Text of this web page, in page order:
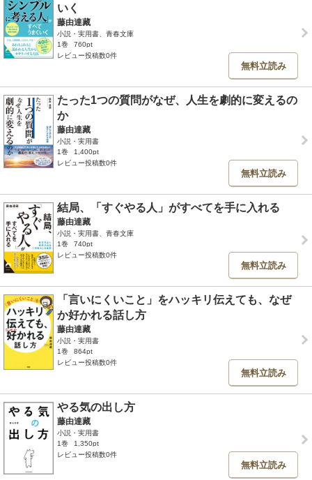
いく
藤由達藏
小説・実用書、青春文庫
1巻
760pt
レビュー投稿数0件
無料立読み
たった1つの質問がなぜ、人生を劇的に変えるの
か
藤由達藏
小説・実用書
1巻
1,400pt
レビュー投稿数0件
無料立読み
結局、「すぐやる人」がすべてを手に入れる
藤由達藏
小説・実用書、青春文庫
1巻
740pt
レビュー投稿数0件
無料立読み
「言いにくいこと」をハッキリ伝えても、なぜ
か好かれる話し方
藤由達藏
小説・実用書
1巻
864pt
レビュー投稿数0件
無料立読み
やる気の出し方
藤由達藏
小説・実用書
1巻
1,350pt
レビュー投稿数0件
無料立読み